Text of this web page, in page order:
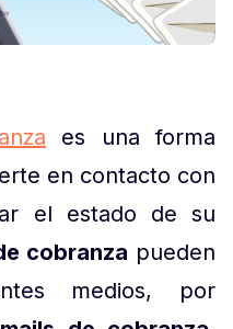
es una forma
en contacto con
el estado de su
cobranza pueden
medios, por